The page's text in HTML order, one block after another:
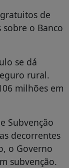
de
o Banco
se dá
rural.
milhões em
Subvenção
decorrentes
o Governo
subvenção.